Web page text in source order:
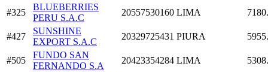
#325
BLUEBERRIES
PERU S.A.C
20557530160 LIMA
#427
SUNSHINE
EXPORT S.A.C
20329725431 PIURA
#505
FUNDO SAN
FERNANDO S.A
20423354284 LIMA